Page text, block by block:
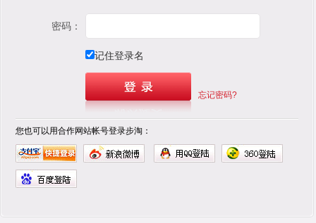
密码：
记住登录名
忘记密码?
您也可以用合作网站帐号登录步淘：